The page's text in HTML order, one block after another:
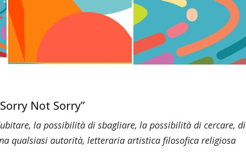
Not Sorry”
la possibilità di sbagliare, la possibilità di cercare, di
qualsiasi autorità, letteraria artistica filosofica religiosa